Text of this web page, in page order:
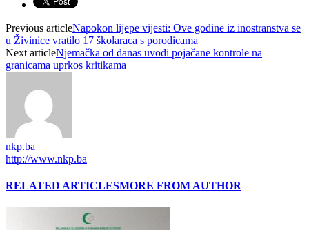
Previous articleNapokon lijepe vijesti: Ove godine iz inostranstva se
u Živinice vratilo 17 školaraca s porodicama
Next articleNjemačka od danas uvodi pojačane kontrole na
granicama uprkos kritikama
nkp.ba
http://www.nkp.ba
RELATED ARTICLESMORE FROM AUTHOR